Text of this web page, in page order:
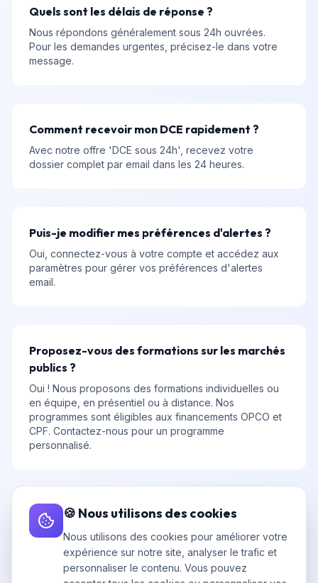
Quels sont les délais de réponse ?
Nous répondons généralement sous 24h ouvrées.
Pour les demandes urgentes, précisez-le dans votre
message.
Comment recevoir mon DCE rapidement ?
Avec notre offre 'DCE sous 24h', recevez votre
dossier complet par email dans les 24 heures.
Puis-je modifier mes préférences d'alertes ?
Oui, connectez-vous à votre compte et accédez aux
paramètres pour gérer vos préférences d'alertes
email.
Proposez-vous des formations sur les marchés
publics ?
Oui ! Nous proposons des formations individuelles ou
en équipe, en présentiel ou à distance. Nos
programmes sont éligibles aux financements OPCO et
CPF. Contactez-nous pour un programme
personnalisé.
La formation est-elle adaptée aux débutants ?
Absolument. Nous avons des modules d'initiation pour
les entreprises qui découvrent les marchés publics,
ainsi que des formations avancées pour celles qui
souhaitent optimiser leur taux de réussite.
🍪 Nous utilisons des cookies
Nous utilisons des cookies pour améliorer votre
expérience sur notre site, analyser le trafic et
personnaliser le contenu. Vous pouvez